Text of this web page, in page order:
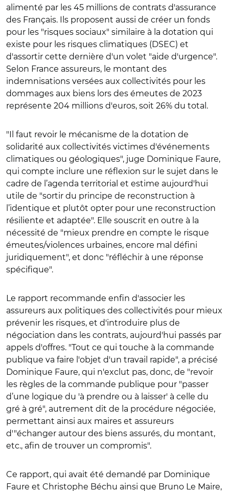
alimenté par les 45 millions de contrats d'assurance
des Français. Ils proposent aussi de créer un fonds
pour les "risques sociaux" similaire à la dotation qui
existe pour les risques climatiques (DSEC) et
d'assortir cette dernière d'un volet "aide d'urgence".
Selon France assureurs, le montant des
indemnisations versées aux collectivités pour les
dommages aux biens lors des émeutes de 2023
représente 204 millions d'euros, soit 26% du total.
"Il faut revoir le mécanisme de la dotation de
solidarité aux collectivités victimes d'événements
climatiques ou géologiques", juge Dominique Faure,
qui compte inclure une réflexion sur le sujet dans le
cadre de l’agenda territorial et estime aujourd'hui
utile de "sortir du principe de reconstruction à
l’identique et plutôt opter pour une reconstruction
résiliente et adaptée". Elle souscrit en outre à la
nécessité de "mieux prendre en compte le risque
émeutes/violences urbaines, encore mal défini
juridiquement", et donc "réfléchir à une réponse
spécifique".
Le rapport recommande enfin d'associer les
assureurs aux politiques des collectivités pour mieux
prévenir les risques, et d'introduire plus de
négociation dans les contrats, aujourd'hui passés par
appels d'offres. "Tout ce qui touche à la commande
publique va faire l'objet d'un travail rapide", a précisé
Dominique Faure, qui n'exclut pas, donc, de "revoir
les règles de la commande publique pour "passer
d’une logique du 'à prendre ou à laisser' à celle du
gré à gré", autrement dit de la procédure négociée,
permettant ainsi aux maires et assureurs
d'"échanger autour des biens assurés, du montant,
etc., afin de trouver un compromis".
Ce rapport, qui avait été demandé par Dominique
Faure et Christophe Béchu ainsi que Bruno Le Maire,